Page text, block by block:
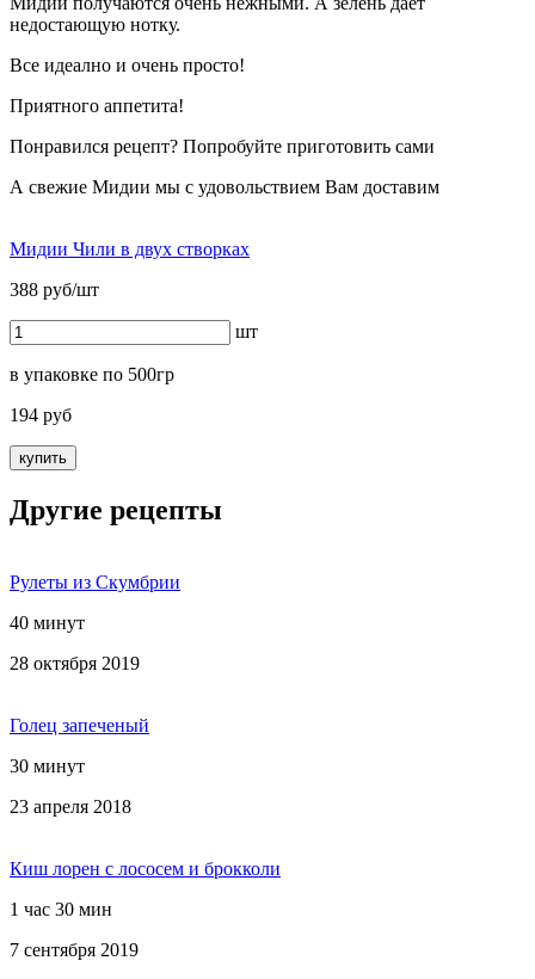
недостающую нотку.
Все идеално и очень просто!
Приятного аппетита!
Понравился рецепт? Попробуйте приготовить сами
А свежие Мидии мы с удовольствием Вам доставим
Мидии Чили в двух створках
388 руб/шт
шт
в упаковке по 500гр
194 руб
купить
Другие рецепты
Рулеты из Скумбрии
40 минут
28 октября 2019
Голец запеченый
30 минут
23 апреля 2018
Киш лорен с лососем и брокколи
1 час 30 мин
7 сентября 2019